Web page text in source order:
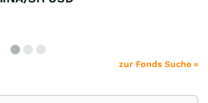
zur Fonds Suche »